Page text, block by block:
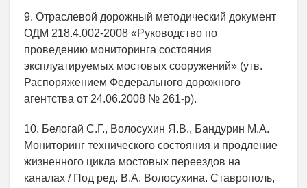
9. Отраслевой дорожный методический документ
ОДМ 218.4.002-2008 «Руководство по
проведению мониторинга состояния
эксплуатируемых мостовых сооружений» (утв.
Распоряжением Федерального дорожного
агентства от 24.06.2008 № 261-р).
10. Белогай С.Г., Волосухин Я.В., Бандурин М.А.
Мониторинг технического состояния и продление
жизненного цикла мостовых переездов на
каналах / Под ред. В.А. Волосухина. Ставрополь,